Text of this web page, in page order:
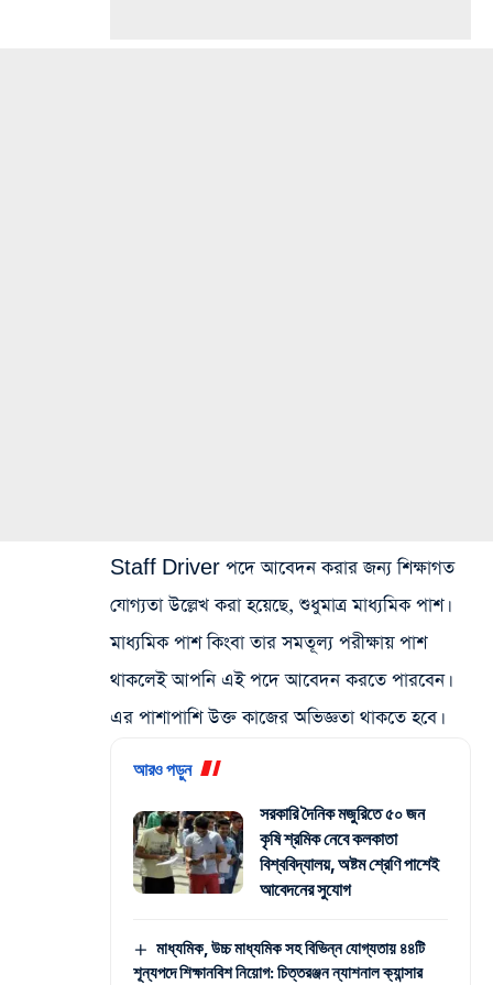
Staff Driver পদে আবেদন করার জন্য শিক্ষাগত
যোগ্যতা উল্লেখ করা হয়েছে, শুধুমাত্র মাধ্যমিক পাশ।
মাধ্যমিক পাশ কিংবা তার সমতূল্য পরীক্ষায় পাশ
থাকলেই আপনি এই পদে আবেদন করতে পারবেন।
এর পাশাপাশি উক্ত কাজের অভিজ্ঞতা থাকতে হবে।
আরও পড়ুন
সরকারি দৈনিক মজুরিতে ৫০ জন
কৃষি শ্রমিক নেবে কলকাতা
বিশ্ববিদ্যালয়, অষ্টম শ্রেণি পাশেই
আবেদনের সুযোগ
মাধ্যমিক, উচ্চ মাধ্যমিক সহ বিভিন্ন যোগ্যতায় ৪৪টি
শূন্যপদে শিক্ষানবিশ নিয়োগ: চিত্তরঞ্জন ন্যাশনাল ক্যান্সার